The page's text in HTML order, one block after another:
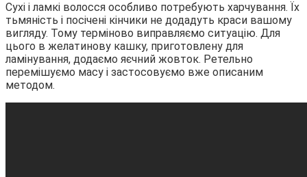
Сухі і ламкі волосся особливо потребують харчування. Їх
тьмяність і посічені кінчики не додадуть краси вашому
вигляду. Тому терміново виправляємо ситуацію. Для
цього в желатинову кашку, приготовлену для
ламінування, додаємо яєчний жовток. Ретельно
перемішуємо масу і застосовуємо вже описаним
методом.